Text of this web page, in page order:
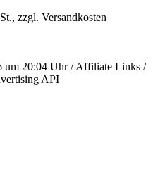
zzgl. Versandkosten
um 20:04 Uhr / Affiliate Links /
API